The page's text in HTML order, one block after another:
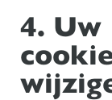
4. Uw